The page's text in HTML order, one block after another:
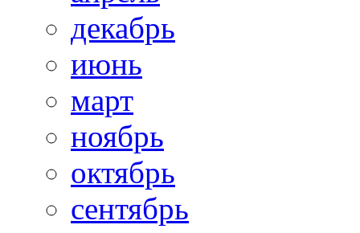
декабрь
июнь
март
ноябрь
октябрь
сентябрь